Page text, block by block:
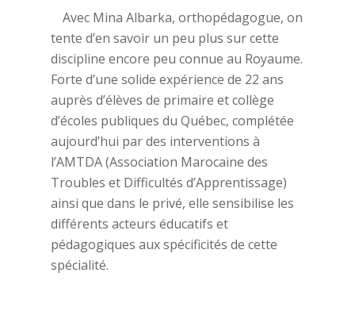
Avec Mina Albarka, orthopédagogue, on
tente d’en savoir un peu plus sur cette
discipline encore peu connue au Royaume.
Forte d’une solide expérience de 22 ans
auprès d’élèves de primaire et collège
d’écoles publiques du Québec, complétée
aujourd’hui par des interventions à
l’AMTDA (Association Marocaine des
Troubles et Difficultés d’Apprentissage)
ainsi que dans le privé, elle sensibilise les
différents acteurs éducatifs et
pédagogiques aux spécificités de cette
spécialité.